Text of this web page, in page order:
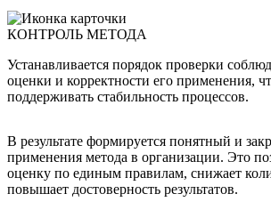
КОНТРОЛЬ МЕТОДА
Устанавливается порядок проверки
оценки и корректности его применения,
поддерживать стабильность процессов.
В результате формируется понятный и
применения метода в организации. Это
оценку по единым правилам, снижает
повышает достоверность результатов.